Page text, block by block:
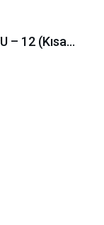
– 12 (Kısa...